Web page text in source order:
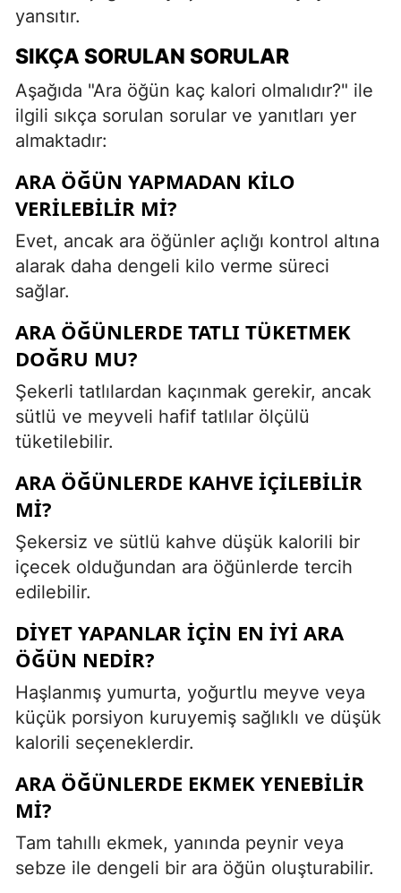
yansıtır.
SIKÇA SORULAN SORULAR
Aşağıda "Ara öğün kaç kalori olmalıdır?" ile
ilgili sıkça sorulan sorular ve yanıtları yer
almaktadır:
ARA ÖĞÜN YAPMADAN KILO
VERILEBILIR MI?
Evet, ancak ara öğünler açlığı kontrol altına
alarak daha dengeli kilo verme süreci
sağlar.
ARA ÖĞÜNLERDE TATLI TÜKETMEK
DOĞRU MU?
Şekerli tatlılardan kaçınmak gerekir, ancak
sütlü ve meyveli hafif tatlılar ölçülü
tüketilebilir.
ARA ÖĞÜNLERDE KAHVE IÇILEBILIR
MI?
Şekersiz ve sütlü kahve düşük kalorili bir
içecek olduğundan ara öğünlerde tercih
edilebilir.
DIYET YAPANLAR IÇIN EN IYI ARA
ÖĞÜN NEDIR?
Haşlanmış yumurta, yoğurtlu meyve veya
küçük porsiyon kuruyemiş sağlıklı ve düşük
kalorili seçeneklerdir.
ARA ÖĞÜNLERDE EKMEK YENEBILIR
MI?
Tam tahıllı ekmek, yanında peynir veya
sebze ile dengeli bir ara öğün oluşturabilir.